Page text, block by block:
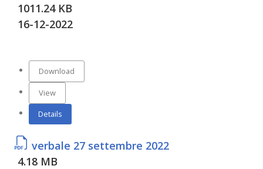
1011.24 KB
16-12-2022
Download
View
Details
verbale 27 settembre 2022
4.18 MB